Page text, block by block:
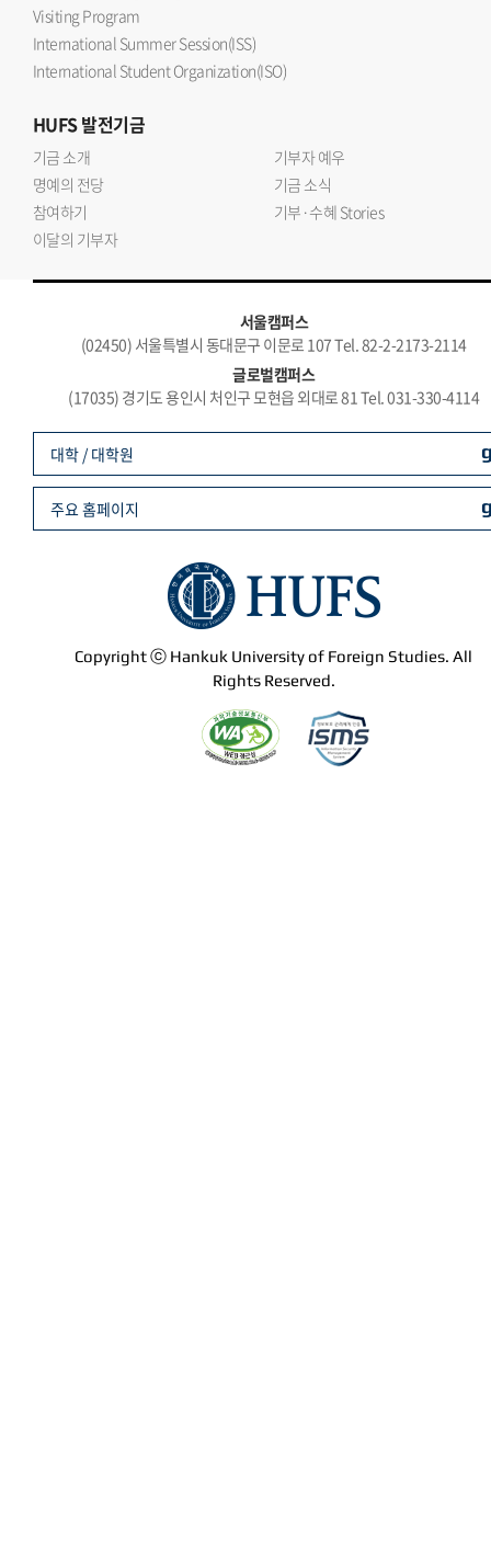
Visiting Program
International Summer Session(ISS)
International Student Organization(ISO)
HUFS발전기금
기금 소개
기부자 예우
명예의 전당
기금 소식
참여하기
기부·수혜 Stories
이달의 기부자
서울캠퍼스
(02450) 서울특별시 동대문구 이문로 107 Tel. 82-2-2173-2114
글로벌캠퍼스
(17035) 경기도 용인시 처인구 모현읍 외대로 81 Tel. 031-330-4114
Copyright ⓒ Hankuk University of Foreign Studies. All
Rights Reserved.
대학 / 대학원
주요 홈페이지